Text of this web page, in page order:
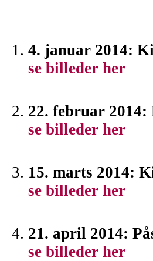
4. januar 2014:
se billeder her
22. februar
se billeder her
15. marts 2014:
se billeder her
21. april 2014:
se billeder her